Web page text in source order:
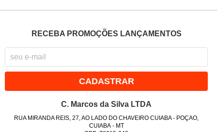
RECEBA PROMOÇÕES LANÇAMENTOS
CADASTRAR
C. Marcos da Silva LTDA
RUA MIRANDA REIS, 27, AO LADO DO CHAVEIRO CUIABA- POÇAO,
CUIABA- MT